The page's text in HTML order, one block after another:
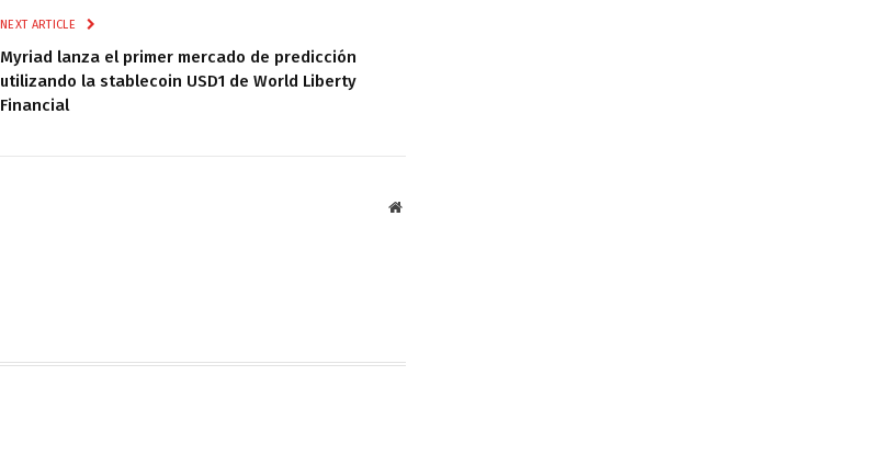
NEXT ARTICLE
Myriad lanza el primer mercado de predicción
utilizando la stablecoin USD1 de World Liberty
Financial
Website